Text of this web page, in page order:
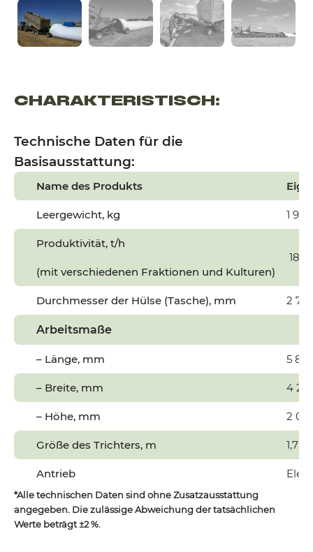
CHARAKTERISTISCH:
Technische Daten für die
Basisausstattung:
Name des Produkts
Leergewicht, kg 1 950
Produktivität, t/h
(mit verschiedenen Fraktionen und Kulturen)
180
Durchmesser der Hülse (Tasche), mm 2
Arbeitsmaße
– Länge, mm 5
– Breite, mm 4
– Höhe, mm 2
Größe des Trichters, m
Antrieb
*Alle technischen Daten sind ohne Zusatzausstattung
angegeben. Die zulässige Abweichung der tatsächlichen
Werte beträgt ±2 %.